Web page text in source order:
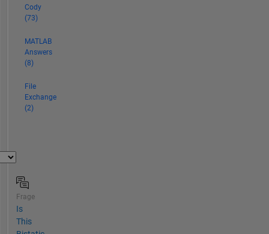
Cody
(73)
MATLAB
Answers
(8)
File
Exchange
(2)
Frage
Is
This